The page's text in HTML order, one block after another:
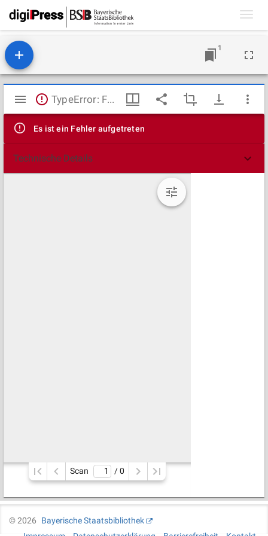
1
Mirador
Viewer
TypeError: Failed to fetch
Es ist ein Fehler aufgetreten
Technische Details
Scan / 0
©2026
Bayerische Staatsbibliothek